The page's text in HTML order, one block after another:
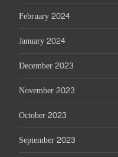
February 2024
January 2024
December 2023
November 2023
October 2023
September 2023